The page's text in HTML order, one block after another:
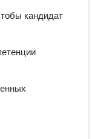
кандидат